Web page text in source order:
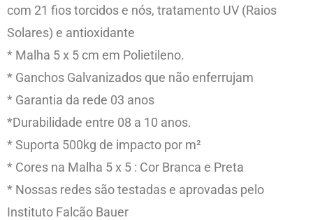
com 21 fios torcidos e nós, tratamento UV (Raios
Solares) e antioxidante
* Malha 5 x 5 cm em Polietileno.
* Ganchos Galvanizados que não enferrujam
* Garantia da rede 03 anos
*Durabilidade entre 08 a 10 anos.
* Suporta 500kg de impacto por m²
* Cores na Malha 5 x 5 : Cor Branca e Preta
* Nossas redes são testadas e aprovadas pelo
Instituto Falcão Bauer